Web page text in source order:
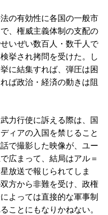
の有効性に各国の一般市
、権威主義体制の支配の
いぜい数百人・数千人で
挙され拷問を受けた。し
に結集すれば、弾圧は困
ば政治・経済の動きは阻
力行使に訴える際は、国
ィアの入国を禁じること
で撮影した映像が、ユー
広まって、結局はアル＝
放送で報じられてしま
方から非難を受け、政権
よっては直接的な軍事制
ことにもなりかねない。